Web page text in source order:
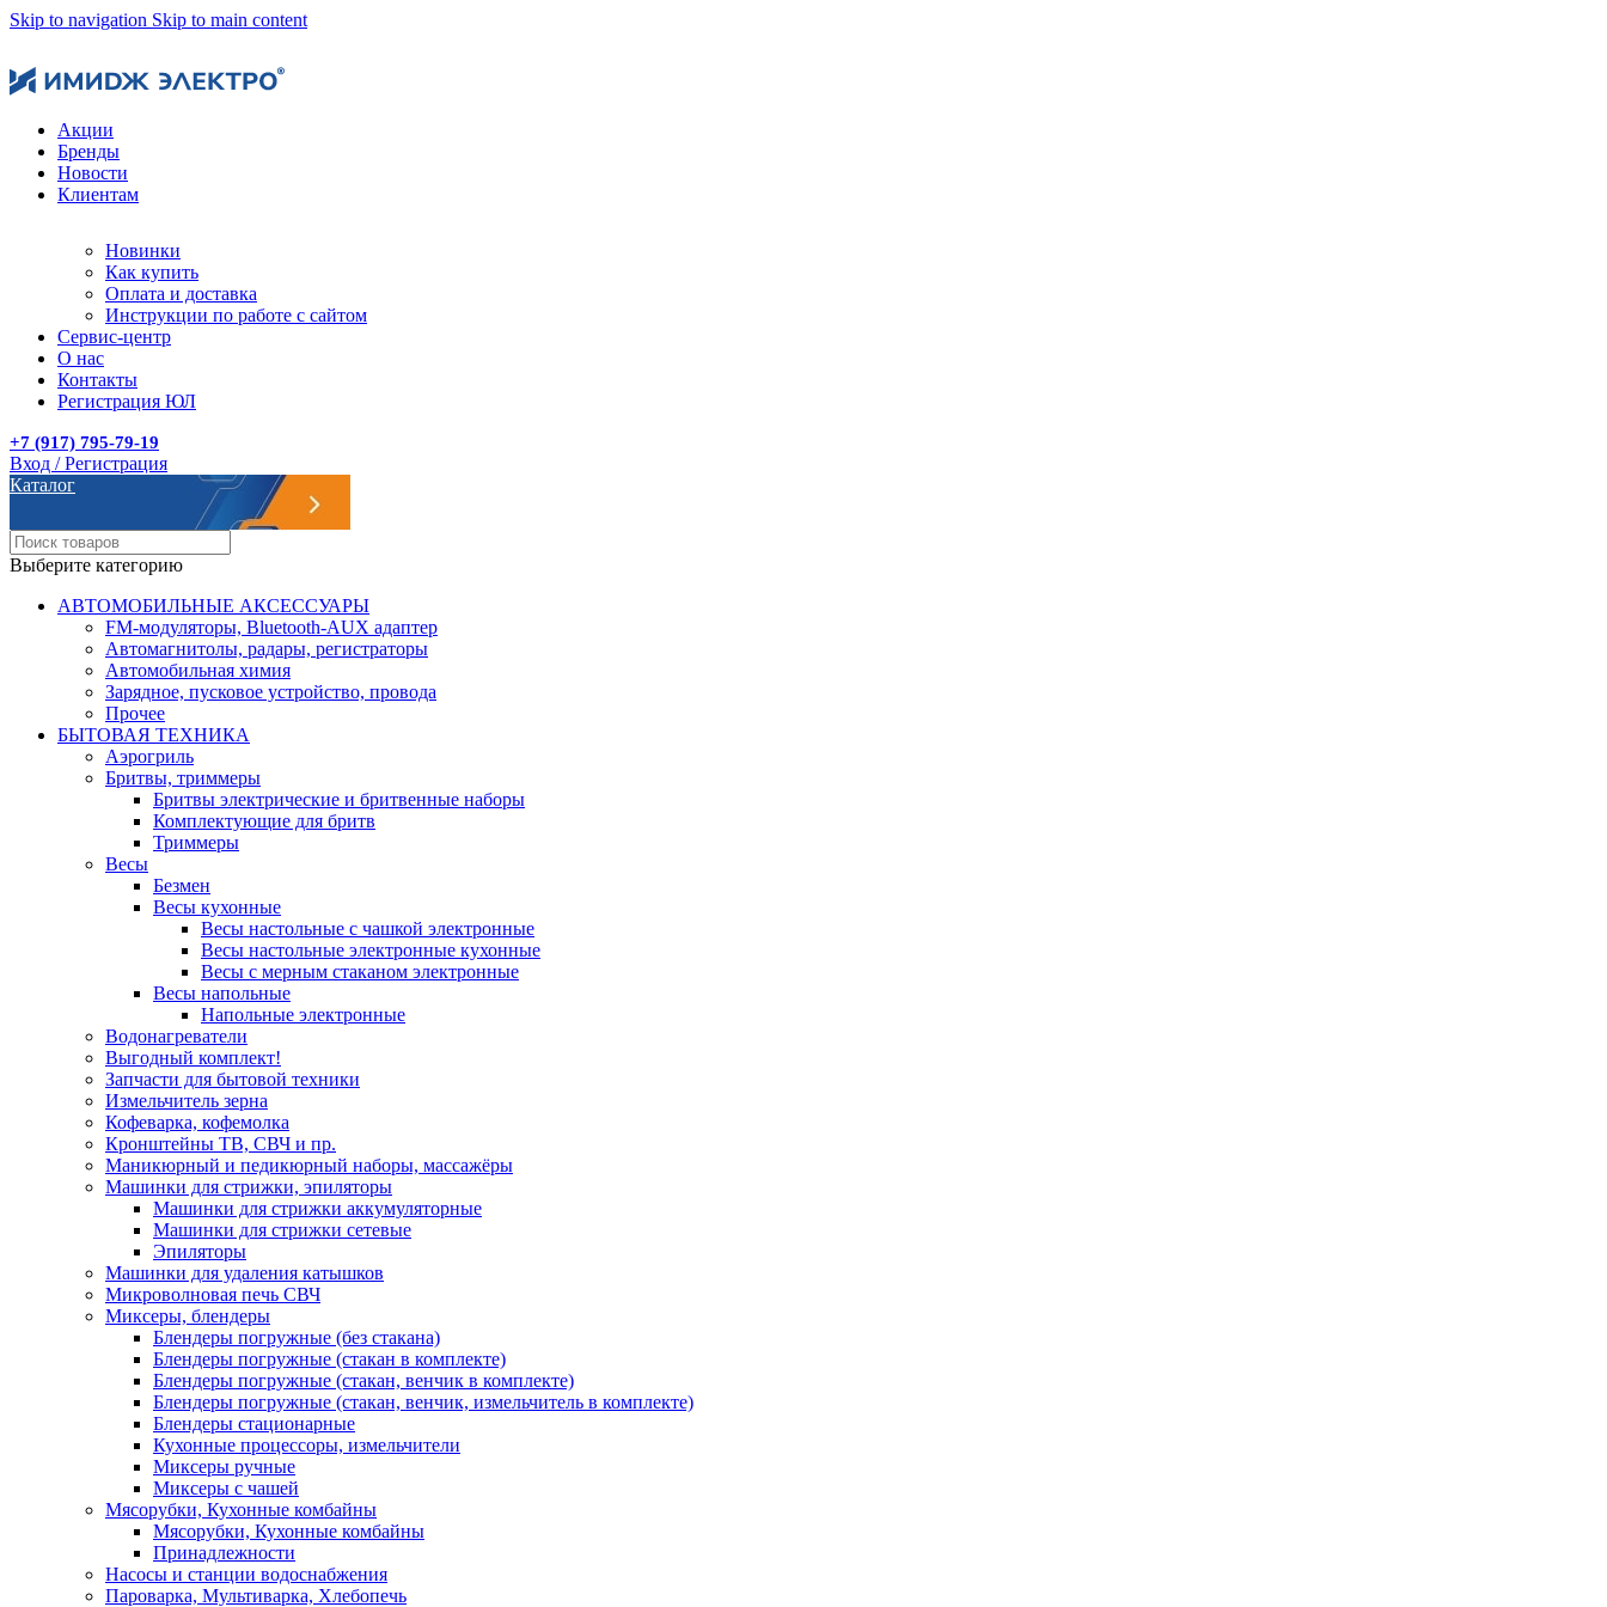
Skip to navigation Skip to main content
Акции
Бренды
Новости
Клиентам
Новинки
Как купить
Оплата и доставка
Инструкции по работе с сайтом
Сервис-центр
О нас
Контакты
Регистрация ЮЛ
+7 (917) 795-79-19
Вход / Регистрация
Каталог
Выберите категорию
АВТОМОБИЛЬНЫЕ АКСЕССУАРЫ
FM-модуляторы, Bluetooth-AUX адаптер
Автомагнитолы, радары, регистраторы
Автомобильная химия
Зарядное, пусковое устройство, провода
Прочее
БЫТОВАЯ ТЕХНИКА
Аэрогриль
Бритвы, триммеры
Бритвы электрические и бритвенные наборы
Комплектующие для бритв
Триммеры
Весы
Безмен
Весы кухонные
Весы настольные с чашкой электронные
Весы настольные электронные кухонные
Весы с мерным стаканом электронные
Весы напольные
Напольные электронные
Водонагреватели
Выгодный комплект!
Запчасти для бытовой техники
Измельчитель зерна
Кофеварка, кофемолка
Кронштейны ТВ, СВЧ и пр.
Маникюрный и педикюрный наборы, массажёры
Машинки для стрижки, эпиляторы
Машинки для стрижки аккумуляторные
Машинки для стрижки сетевые
Эпиляторы
Машинки для удаления катышков
Микроволновая печь СВЧ
Миксеры, блендеры
Блендеры погружные (без стакана)
Блендеры погружные (стакан в комплекте)
Блендеры погружные (стакан, венчик в комплекте)
Блендеры погружные (стакан, венчик, измельчитель в комплекте)
Блендеры стационарные
Кухонные процессоры, измельчители
Миксеры ручные
Миксеры с чашей
Мясорубки, Кухонные комбайны
Мясорубки, Кухонные комбайны
Принадлежности
Насосы и станции водоснабжения
Пароварка, Мультиварка, Хлебопечь